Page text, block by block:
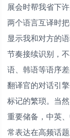
展会时帮我省下
两个语言互译时
显示我和对方的
节奏接续识别，
语、韩语等语序
翻译官的对话引
标记的繁琐。当
重要储备，中英
常表达在高频话